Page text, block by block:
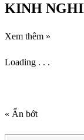
KINH
Xem thêm »
Loading . . .
« Ẩn bớt